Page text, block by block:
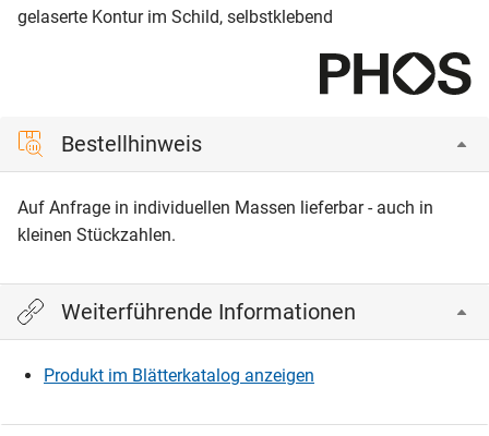
gelaserte Kontur im Schild, selbstklebend
Bestellhinweis
Auf Anfrage in individuellen Massen lieferbar - auch in
kleinen Stückzahlen.
Weiterführende Informationen
Produkt im Blätterkatalog anzeigen